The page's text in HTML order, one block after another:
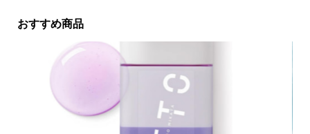
おすすめ商品